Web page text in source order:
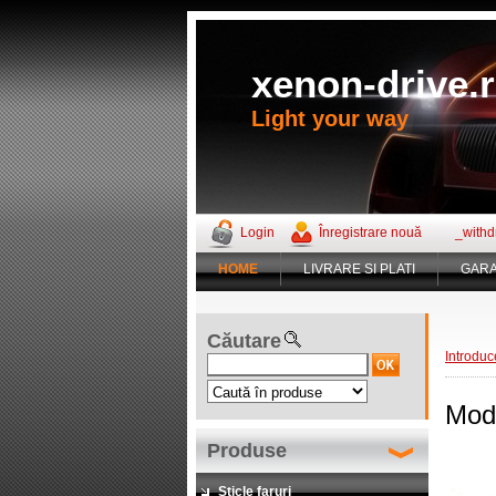
xenon-
Light your way
Login Înregistrare nouă
HOME LIVRARE SI PLATI
Căutare
Produse
Sticle faruri